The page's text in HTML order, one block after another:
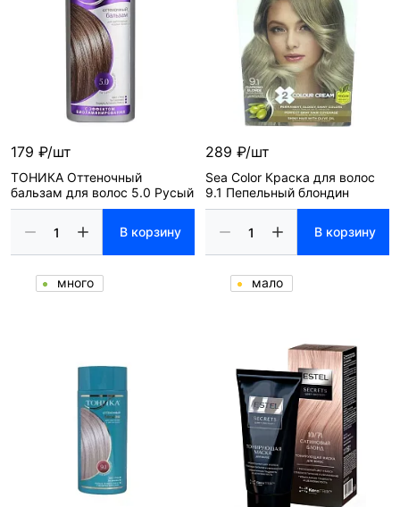
179 ₽/шт
ТОНИКА Оттеночный
бальзам для волос 5.0 Русый
В корзину
много
289 ₽/шт
Sea Color Краска для волос
9.1 Пепельный блондин
В корзину
мало